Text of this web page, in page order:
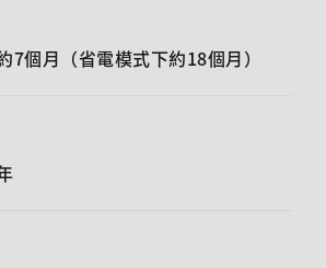
7個月（省電模式下約18個月）